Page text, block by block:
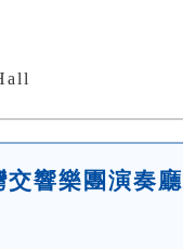
響樂團演奏廳